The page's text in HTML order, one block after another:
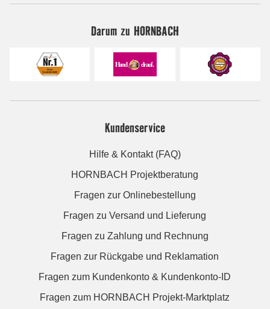
Darum zu HORNBACH
Kundenservice
Hilfe & Kontakt (FAQ)
HORNBACH Projektberatung
Fragen zur Onlinebestellung
Fragen zu Versand und Lieferung
Fragen zu Zahlung und Rechnung
Fragen zur Rückgabe und Reklamation
Fragen zum Kundenkonto & Kundenkonto-ID
Fragen zum HORNBACH Projekt-Marktplatz